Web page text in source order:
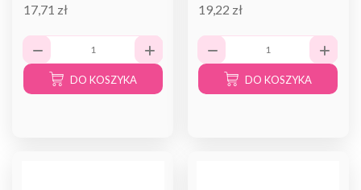
17,71 zł
DO KOSZYKA
19,22 zł
DO KOSZYKA